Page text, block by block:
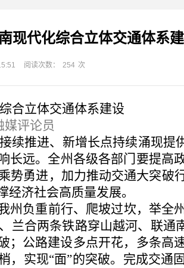
现代化综合立体交通体系
阅读次数： 254 次
合立体交通体系建设
媒评论员
续推进、新增长点持续涌现提
长远。全州各级各部门要提高
势勇进，加力推动交通大突破
济社会高质量发展。
州负重前行、爬坡过坎，举全
合两条铁路穿山越河、联通
；公路建设多点开花，多条高
实现“面”的突破。完成交通